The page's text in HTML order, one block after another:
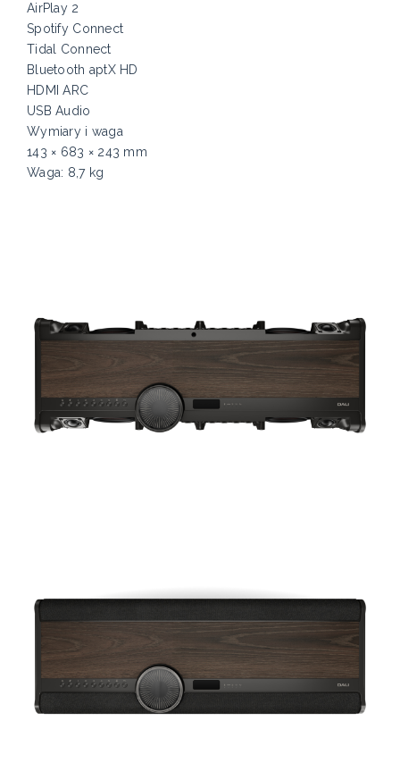
AirPlay 2
Spotify Connect
Tidal Connect
Bluetooth aptX HD
HDMI ARC
USB Audio
Wymiary i waga
143 × 683 × 243 mm
Waga: 8,7 kg